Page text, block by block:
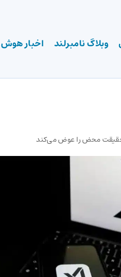
وبلاگ نامبرلند اخبار
محض را عوض می‌کند